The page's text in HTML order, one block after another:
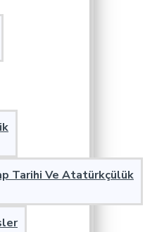
Tarihi Ve Atatürkçülük